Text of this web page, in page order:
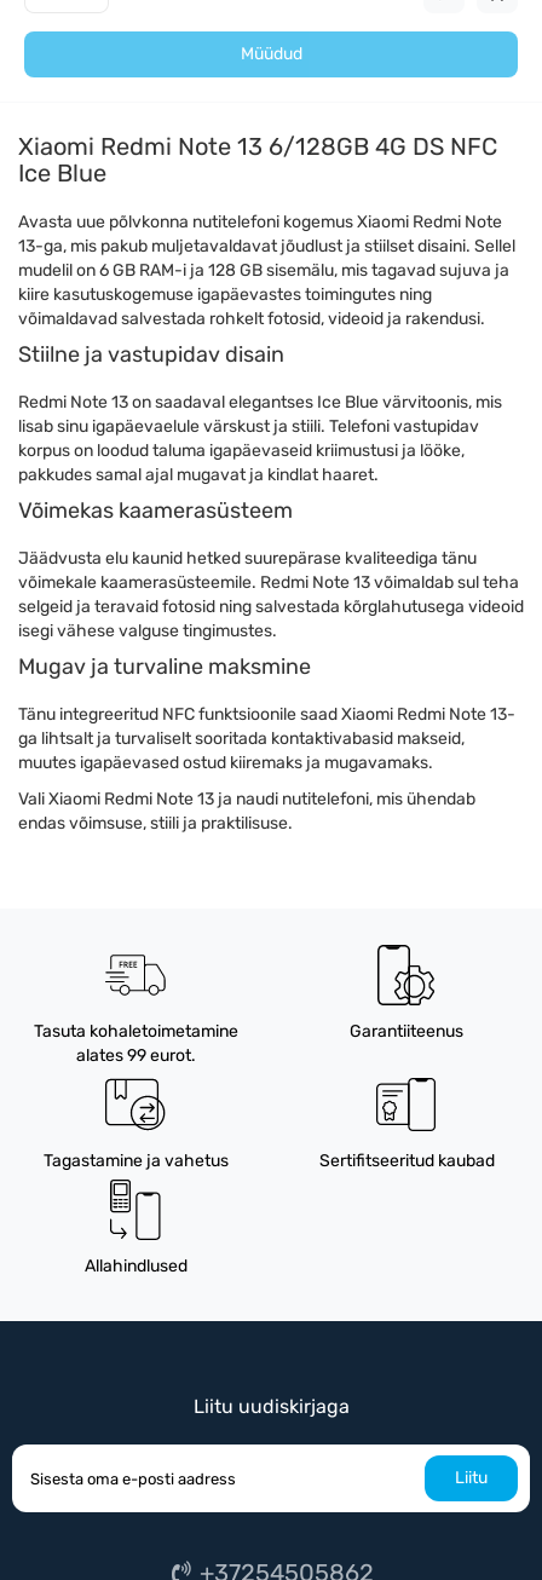
Müüdud
Xiaomi Redmi Note 13 6/128GB 4G DS NFC
Ice Blue
Avasta uue põlvkonna nutitelefoni kogemus Xiaomi Redmi Note
13-ga, mis pakub muljetavaldavat jõudlust ja stiilset disaini. Sellel
mudelil on 6 GB RAM-i ja 128 GB sisemälu, mis tagavad sujuva ja
kiire kasutuskogemuse igapäevastes toimingutes ning
võimaldavad salvestada rohkelt fotosid, videoid ja rakendusi.
Stiilne ja vastupidav disain
Redmi Note 13 on saadaval elegantses Ice Blue värvitoonis, mis
lisab sinu igapäevaelule värskust ja stiili. Telefoni vastupidav
korpus on loodud taluma igapäevaseid kriimustusi ja lööke,
pakkudes samal ajal mugavat ja kindlat haaret.
Võimekas kaamerasüsteem
Jäädvusta elu kaunid hetked suurepärase kvaliteediga tänu
võimekale kaamerasüsteemile. Redmi Note 13 võimaldab sul teha
selgeid ja teravaid fotosid ning salvestada kõrglahutusega videoid
isegi vähese valguse tingimustes.
Mugav ja turvaline maksmine
Tänu integreeritud NFC funktsioonile saad Xiaomi Redmi Note 13-
ga lihtsalt ja turvaliselt sooritada kontaktivabasid makseid,
muutes igapäevased ostud kiiremaks ja mugavamaks.
Vali Xiaomi Redmi Note 13 ja naudi nutitelefoni, mis ühendab
endas võimsuse, stiili ja praktilisuse.
Tasuta kohaletoimetamine
alates 99 eurot.
Garantiiteenus
Tagastamine ja vahetus Sertifitseeritud kaubad
Allahindlused
Liitu uudiskirjaga
Liitu
+37254505862